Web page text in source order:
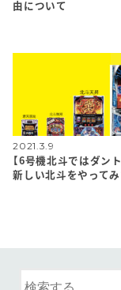
由について
2021.3.9
【6号機北斗ではダント
新しい北斗をやってみ